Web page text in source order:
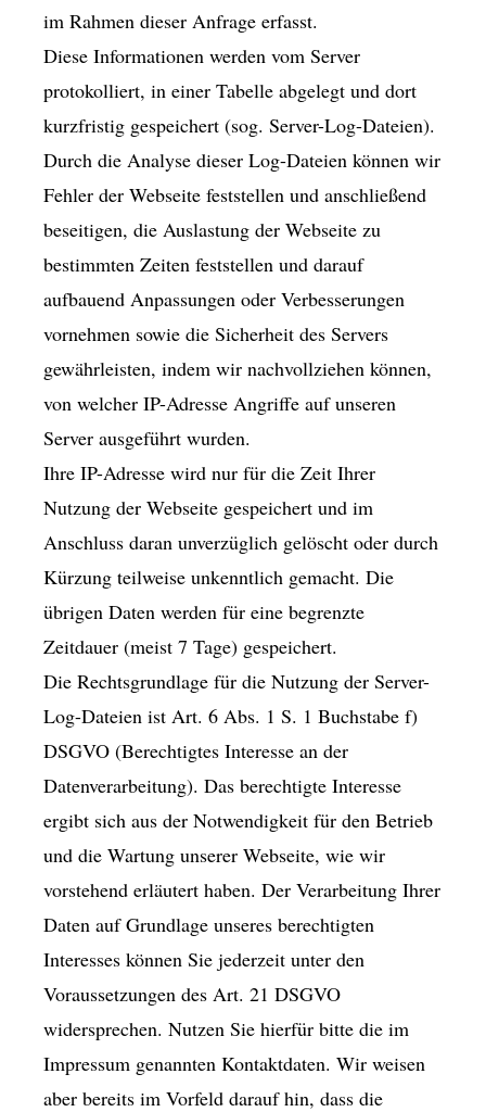
im Rahmen dieser Anfrage erfasst.
Diese Informationen werden vom Server
protokolliert, in einer Tabelle abgelegt und dort
kurzfristig gespeichert (sog. Server-Log-Dateien).
Durch die Analyse dieser Log-Dateien können wir
Fehler der Webseite feststellen und anschließend
beseitigen, die Auslastung der Webseite zu
bestimmten Zeiten feststellen und darauf
aufbauend Anpassungen oder Verbesserungen
vornehmen sowie die Sicherheit des Servers
gewährleisten, indem wir nachvollziehen können,
von welcher IP-Adresse Angriffe auf unseren
Server ausgeführt wurden.
Ihre IP-Adresse wird nur für die Zeit Ihrer
Nutzung der Webseite gespeichert und im
Anschluss daran unverzüglich gelöscht oder durch
Kürzung teilweise unkenntlich gemacht. Die
übrigen Daten werden für eine begrenzte
Zeitdauer (meist 7 Tage) gespeichert.
Die Rechtsgrundlage für die Nutzung der Server-
Log-Dateien ist Art. 6 Abs. 1 S. 1 Buchstabe f)
DSGVO (Berechtigtes Interesse an der
Datenverarbeitung). Das berechtigte Interesse
ergibt sich aus der Notwendigkeit für den Betrieb
und die Wartung unserer Webseite, wie wir
vorstehend erläutert haben. Der Verarbeitung Ihrer
Daten auf Grundlage unseres berechtigten
Interesses können Sie jederzeit unter den
Voraussetzungen des Art. 21 DSGVO
widersprechen. Nutzen Sie hierfür bitte die im
Impressum genannten Kontaktdaten. Wir weisen
aber bereits im Vorfeld darauf hin, dass die